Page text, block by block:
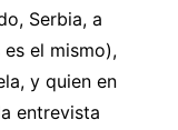
Serbia, a
el mismo),
y quien en
entrevista